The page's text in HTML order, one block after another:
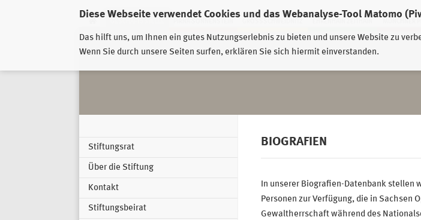
Diese Webseite verwendet Cookies und das Webanalyse-Tool Matomo
Das hilft uns, um Ihnen ein gutes Nutzungserlebnis zu bieten und unsere Website zu
Wenn Sie durch unsere Seiten surfen, erklären Sie sich hiermit einverstanden.
EHRENHAIN ZEITHAIN MÜNCHNER
Stiftungsrat
Über die Stiftung
Kontakt
Stiftungsbeirat
BIOGRAFIEN
In unserer Biografien-Datenbank stellen
Personen zur Verfügung, die in Sachsen
Gewaltherrschaft während des